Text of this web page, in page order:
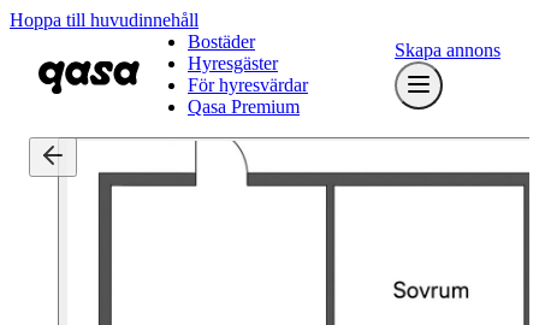
Hoppa till huvudinnehåll
Bostäder
Hyresgäster
För hyresvärdar
Qasa Premium
Skapa annons